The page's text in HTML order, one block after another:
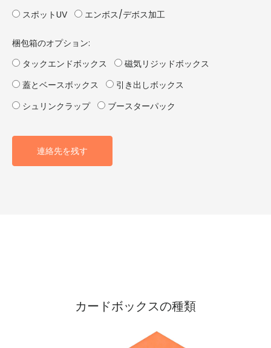
スポットUV
エンボス/デボス加工
梱包箱のオプション:
タックエンドボックス
磁気リジッドボックス
蓋とベースボックス
引き出しボックス
シュリンクラップ
ブースターパック
連絡先を残す
カードボックスの種類